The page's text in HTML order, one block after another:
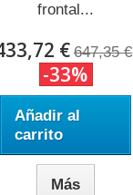
frontal...
€ 647,35 €
-33%
Añadir al
carrito
Más